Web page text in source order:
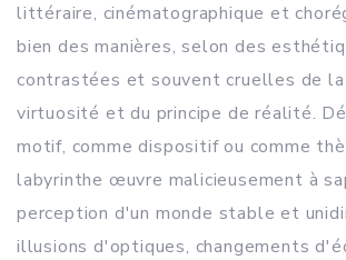
littéraire, cinématographique et
bien des manières, selon des
contrastées et souvent cruelles de
virtuosité et du principe de réalité.
motif, comme dispositif ou comme
labyrinthe œuvre malicieusement à
perception d'un monde stable et
illusions d'optiques, changements